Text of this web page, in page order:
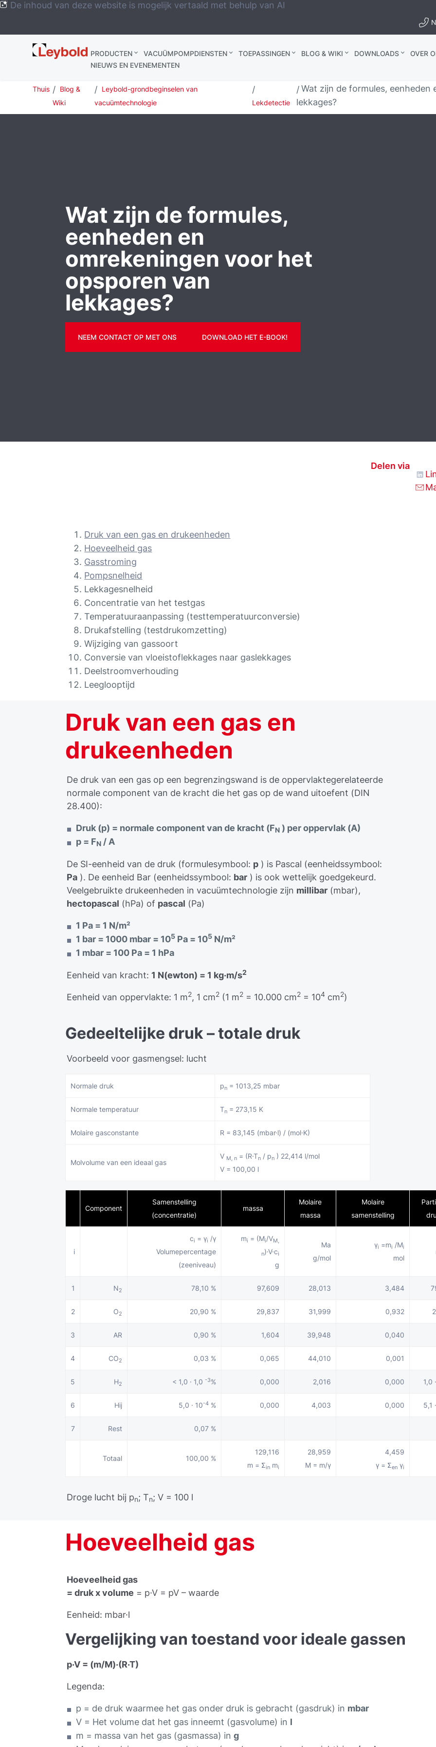
De inhoud van deze website is mogelijk vertaald met behulp van AI
Leybold
Global
PRODUCTEN VACUÜMPOMPDIENSTEN TOEPASSINGEN BLOG & WIKI DOWNLOADS OVER
NIEUWS EN EVENEMENTEN
Thuis
Blog &
Wiki
Leybold-grondbeginselen van
vacuümtechnologie
Lekdetectie
Wat zijn de formules,
lekkages?
Wat zijn de formules,
eenheden en
omrekeningen voor het
opsporen van
lekkages?
NEEM CONTACT OP MET ONS DOWNLOAD HET E-BOOK!
Delen via
Druk van een gas en drukeenheden
Hoeveelheid gas
Gasstroming
Pompsnelheid
Lekkagesnelheid
Concentratie van het testgas
Temperatuuraanpassing (testtemperatuurconversie)
Drukafstelling (testdrukomzetting)
Wijziging van gassoort
Conversie van vloeistoflekkages naar gaslekkages
Deelstroomverhouding
Leeglooptijd
Druk van een gas en
drukeenheden
De druk van een gas op een begrenzingswand is de oppervlaktegerelateerde
normale component van de kracht die het gas op de wand uitoefent (DIN
28.400):
Druk (p) = normale component van de kracht (FN ) per oppervlak (A)
p = FN / A
De SI-eenheid van de druk (formulesymbool: p ) is Pascal (eenheidssymbool:
Pa ). De eenheid Bar (eenheidssymbool: bar ) is ook wettelijk goedgekeurd.
Veelgebruikte drukeenheden in vacuümtechnologie zijn millibar (mbar),
hectopascal (hPa) of pascal (Pa)
1 Pa = 1 N/m²
1 bar = 1000 mbar = 105 Pa = 105 N/m²
1 mbar = 100 Pa = 1 hPa
Eenheid van kracht: 1 N(ewton) = 1 kg·m/s2
Eenheid van oppervlakte: 1 m2, 1 cm2 (1 m2 = 10.000 cm2 = 104 cm2)
Gedeeltelijke druk – totale druk
Voorbeeld voor gasmengsel: lucht
Normale druk pn = 1013,25 mbar
Normale temperatuur Tn = 273,15 K
Molaire gasconstante R = 83,145 (mbar·l) / (mol·K)
Molvolume van een ideaal gas
V M, n = (R·Tn / pn ) 22,414 l/mol
V = 100,00 l
Component
Samenstelling
(concentratie)
massa
Molaire
massa
Molaire
samenstelling
i
ci = γi /γ
Volumepercentage
(zeeniveau)
mi = (Mi/VM,
n)·V·ci
g
Ma
g/mol
γi =mi /Mi
mol
1 N2 78,10 % 97,609 28,013 3,484
2 O2 20,90 % 29,837 31,999 0,932
3 AR 0,90 % 1,604 39,948 0,040
4 CO2 0,03 % 0,065 44,010 0,001
5 H2 < 1,0 · 1,0-3% 0,000 2,016 0,000 1,0
6 Hij 5,0 · 10-4 % 0,000 4,003 0,000 5,1
7 Rest 0,07 %
Totaal 100,00 %
129,116
m = Σin mi
28,959
M = m/γ
4,459
γ = Σen γi
Droge lucht bij pn; Tn; V = 100 l
Hoeveelheid gas
Hoeveelheid gas
= druk x volume = p·V = pV – waarde
Eenheid: mbar·l
Vergelijking van toestand voor ideale gassen
p·V = (m/M)·(R·T)
Legenda:
p = de druk waarmee het gas onder druk is gebracht (gasdruk) in mbar
V = Het volume dat het gas inneemt (gasvolume) in l
m = massa van het gas (gasmassa) ing